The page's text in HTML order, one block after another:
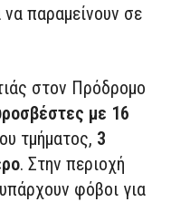
παραμείνουν σε
στον Πρόδρομο
με 16
τμήματος, 3
. Στην περιοχή
φόβοι για